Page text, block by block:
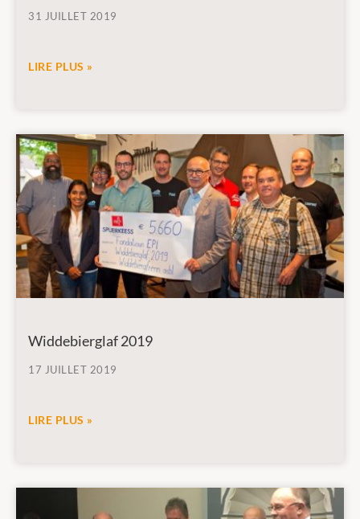
31 JUILLET 2019
LIRE PLUS »
Widdebierglaf 2019
17 JUILLET 2019
LIRE PLUS »